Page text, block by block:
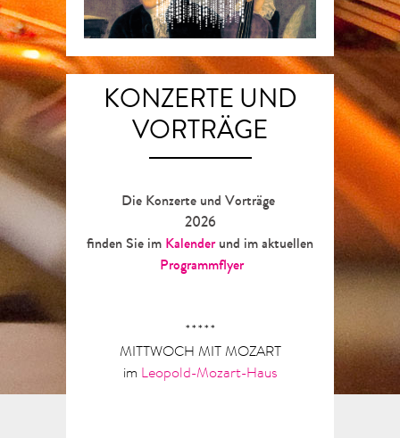
KONZERTE UND
VORTRÄGE
Die Konzerte und Vorträge
2026
finden Sie im Kalenderund im aktuellen
Programmflyer
*****
MITTWOCH MIT MOZART
im Leopold-Mozart-Haus